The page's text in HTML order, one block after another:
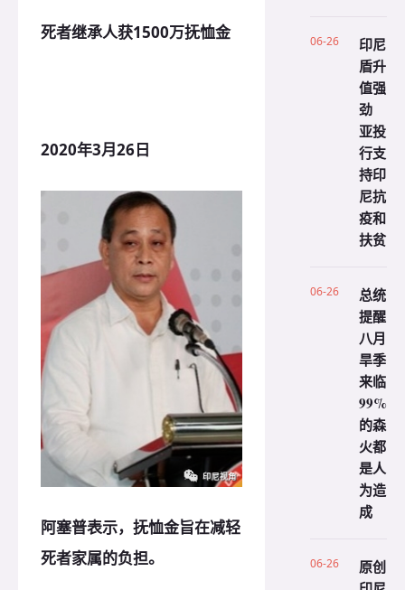
死者继承人获1500万抚恤金
2020年3月26日
阿塞普表示，抚恤金旨在减轻
死者家属的负担。
06-26
印尼
盾升
值强
劲
亚投
行支
持印
尼抗
疫和
扶贫
06-26
总统
提醒
八月
旱季
来临
99%
的森
火都
是人
为造
成
06-26
原创